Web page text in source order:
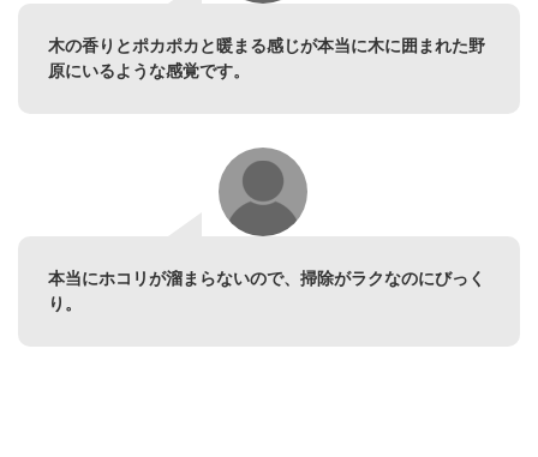
木の香りとポカポカと暖まる感じが本当に木に囲まれた野
原にいるような感覚です。
本当にホコリが溜まらないので、掃除がラクなのにびっく
り。